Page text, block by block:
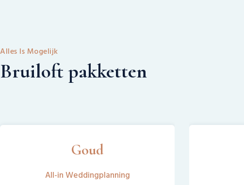
Alles Is Mogelijk
Bruiloft pakketten
Goud
All-in Weddingplanning